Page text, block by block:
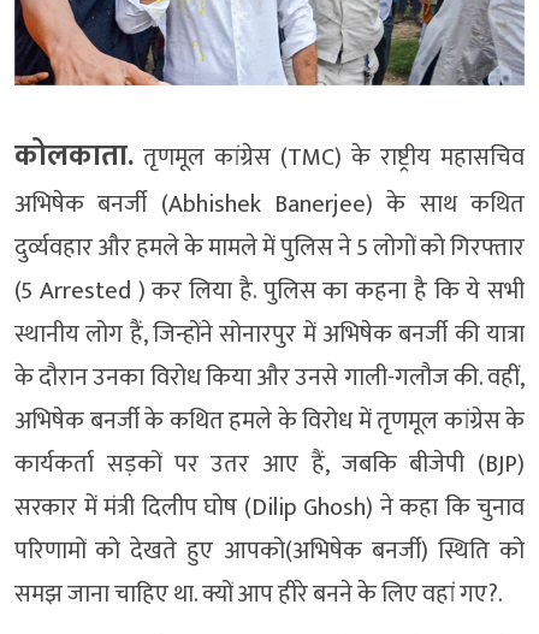
कोलकाता. तृणमूल कांग्रेस (TMC) के राष्ट्रीय महासचिव
अभिषेक बनर्जी (Abhishek Banerjee) के साथ कथित
दुर्व्यवहार और हमले के मामले में पुलिस ने 5 लोगों को गिरफ्तार
(5 Arrested ) कर लिया है. पुलिस का कहना है कि ये सभी
स्थानीय लोग हैं, जिन्होंने सोनारपुर में अभिषेक बनर्जी की यात्रा
के दौरान उनका विरोध किया और उनसे गाली-गलौज की. वहीं,
अभिषेक बनर्जी के कथित हमले के विरोध में तृणमूल कांग्रेस के
कार्यकर्ता सड़कों पर उतर आए हैं, जबकि बीजेपी (BJP)
सरकार में मंत्री दिलीप घोष (Dilip Ghosh) ने कहा कि चुनाव
परिणामों को देखते हुए आपको(अभिषेक बनर्जी) स्थिति को
समझ जाना चाहिए था. क्यों आप हीरे बनने के लिए वहां गए?.